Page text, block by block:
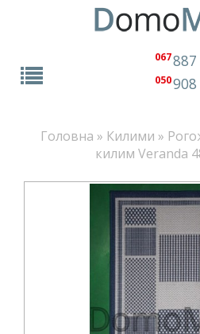
067
050
Головна » Килими »
килим Veranda